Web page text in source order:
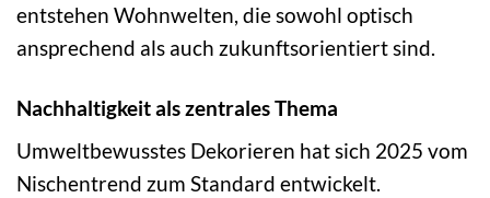
entstehen Wohnwelten, die sowohl optisch
ansprechend als auch zukunftsorientiert sind.
Nachhaltigkeit als zentrales Thema
Umweltbewusstes Dekorieren hat sich 2025 vom
Nischentrend zum Standard entwickelt.